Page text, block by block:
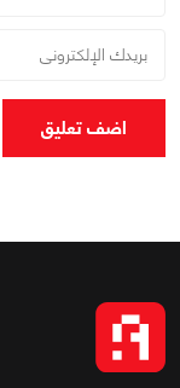
اضف تعليق